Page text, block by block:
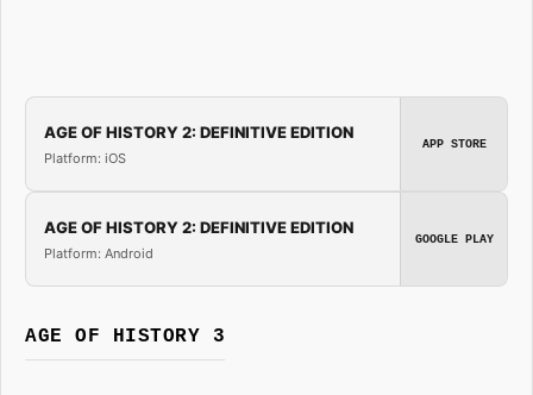
AGE OF HISTORY 2: DEFINITIVE EDITION
Platform: iOS
APP STORE
AGE OF HISTORY 2: DEFINITIVE EDITION
Platform: Android
GOOGLE PLAY
AGE OF HISTORY 3